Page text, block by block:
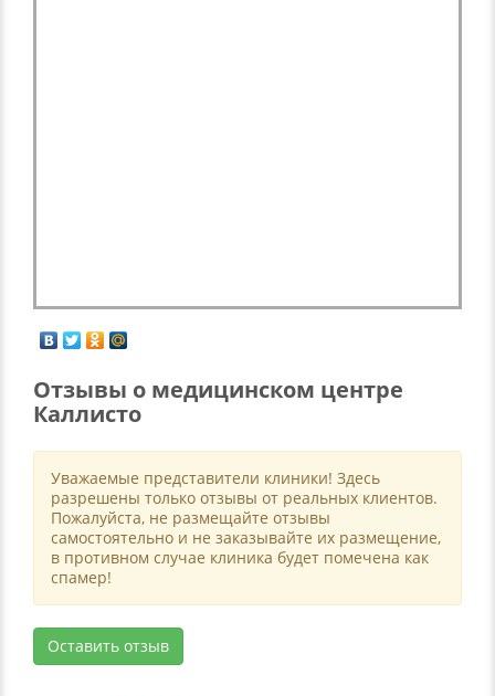
Отзывы о медицинском центре
Каллисто
Уважаемые представители клиники! Здесь
разрешены только отзывы от реальных клиентов.
Пожалуйста, не размещайте отзывы
самостоятельно и не заказывайте их размещение,
в противном случае клиника будет помечена как
спамер!
Оставить отзыв